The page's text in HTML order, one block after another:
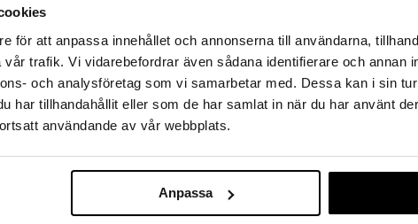
för att anpassa innehållet och annonserna till användarna,
trafik. Vi vidarebefordrar även sådana identifierare och annan
och analysföretag som vi samarbetar med. Dessa kan i sin
har tillhandahållit eller som de har samlat in när du har använt
användande av vår webbplats.
Anpassa
31.8.2026 asti mutta ole nopea -
ale-löydöt »
erikokoisina, ne ovat kestäviä ja niistä
EVA SOLO
66,72